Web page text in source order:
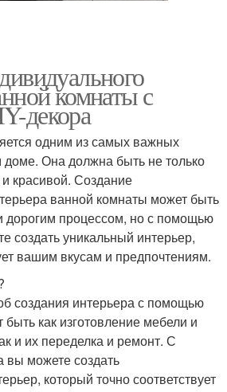
комнаты с
декора
одним из самых важных
Она должна быть не только
красивой. Создание
ванной комнаты может быть
дорогим процессом, но с помощью
создать уникальный интерьер,
вашим вкусам и предпочтениям.
создания интерьера с помощью
как изготовление мебели и
и их переделка и ремонт. С
можете создать
который точно соответствует